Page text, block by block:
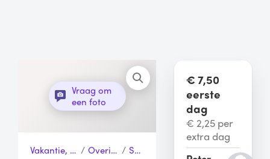
Vraag om
een foto
Vakantie, Sport & Vrije tijd / Overige Sporten / Skeelers
€ 7,50
eerste
dag
€ 2,25 per
extra dag